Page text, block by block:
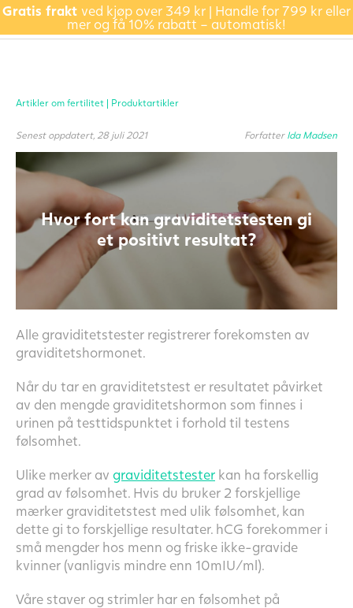
Gratis frakt ved kjøp over 349 kr | Handle for 799 kr eller
mer og få 10% rabatt – automatisk!
Artikler om fertilitet | Produktartikler
Senest oppdatert, 28 juli 2021 Forfatter Ida Madsen
Hvor fort kan graviditetstesten gi
et positivt resultat?
Alle graviditetstester registrerer forekomsten av
graviditetshormonet.
Når du tar en graviditetstest er resultatet påvirket
av den mengde graviditetshormon som finnes i
urinen på testtidspunktet i forhold til testens
følsomhet.
Ulike merker av graviditetstester kan ha forskellig
grad av følsomhet. Hvis du bruker 2 forskjellige
mærker graviditetstest med ulik følsomhet, kan
dette gi to forskjellige resultater. hCG forekommer i
små mengder hos menn og friske ikke-gravide
kvinner (vanligvis mindre enn 10mIU/ml).
Våre staver og strimler har en følsomhet på